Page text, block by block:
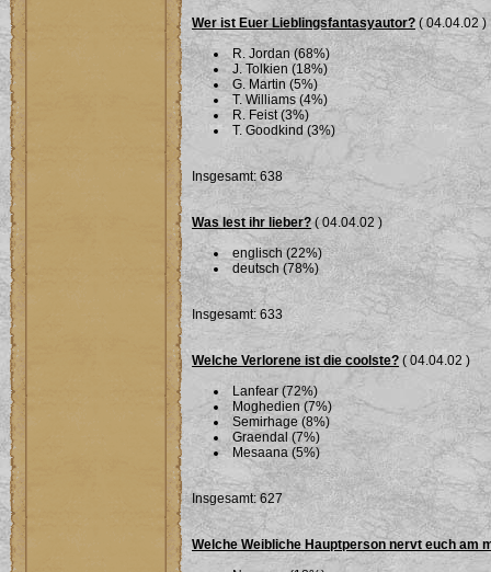
Wer ist Euer Lieblingsfantasyautor? ( 04.04.02 )
R. Jordan (68%)
J. Tolkien (18%)
G. Martin (5%)
T. Williams (4%)
R. Feist (3%)
T. Goodkind (3%)
Insgesamt: 638
Was lest ihr lieber?( 04.04.02 )
englisch (22%)
deutsch (78%)
Insgesamt: 633
Welche Verlorene ist die coolste? ( 04.04.02 )
Lanfear (72%)
Moghedien (7%)
Semirhage (8%)
Graendal (7%)
Mesaana (5%)
Insgesamt: 627
Welche Weibliche Hauptperson nervt euch am